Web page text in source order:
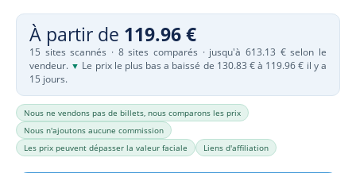
À partir de 119.96 €
15 sites scannés · 8 sites comparés · jusqu'à 613.13 € selon le
vendeur. ▼ Le prix le plus bas a baissé de 130.83 € à 119.96 € il y a
15 jours.
Nous ne vendons pas de billets, nous comparons les prix
Nous n'ajoutons aucune commission
Les prix peuvent dépasser la valeur faciale
Liens d'affiliation